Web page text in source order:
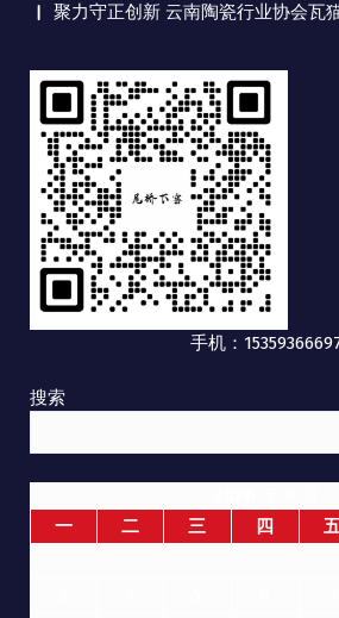
聚力守正创新 云南陶瓷行业协会瓦
手机：
搜索
一
二 三 四